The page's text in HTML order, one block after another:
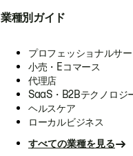
業種別ガイド
プロフェッショナルサ
小売・Eコマース
代理店
SaaS・B2Bテクノロジ
ヘルスケア
ローカルビジネス
すべての業種を見る